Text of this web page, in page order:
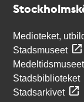
Medioteket,
Stadsmuseet
Medeltidsmuseet
Stadsbiblioteket
Stadsarkivet